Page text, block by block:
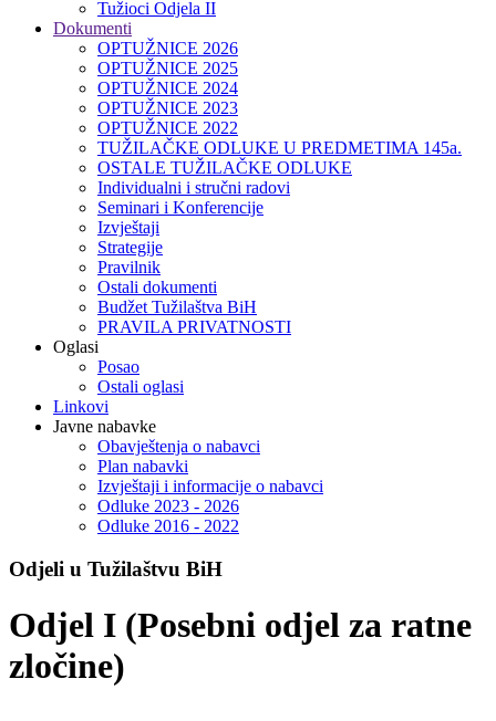
Tužioci Odjela II
Dokumenti
OPTUŽNICE 2026
OPTUŽNICE 2025
OPTUŽNICE 2024
OPTUŽNICE 2023
OPTUŽNICE 2022
TUŽILAČKE ODLUKE U PREDMETIMA 145a.
OSTALE TUŽILAČKE ODLUKE
Individualni i stručni radovi
Seminari i Konferencije
Izvještaji
Strategije
Pravilnik
Ostali dokumenti
Budžet Tužilaštva BiH
PRAVILA PRIVATNOSTI
Oglasi
Posao
Ostali oglasi
Linkovi
Javne nabavke
Obavještenja o nabavci
Plan nabavki
Izvještaji i informacije o nabavci
Odluke 2023 - 2026
Odluke 2016 - 2022
Odjeli u Tužilaštvu BiH
Odjel I (Posebni odjel za ratne
zločine)